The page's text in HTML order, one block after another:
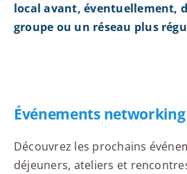
local avant, éventuellement,
groupe ou un réseau plus
Événements
Découvrez les prochains
déjeuners, ateliers et